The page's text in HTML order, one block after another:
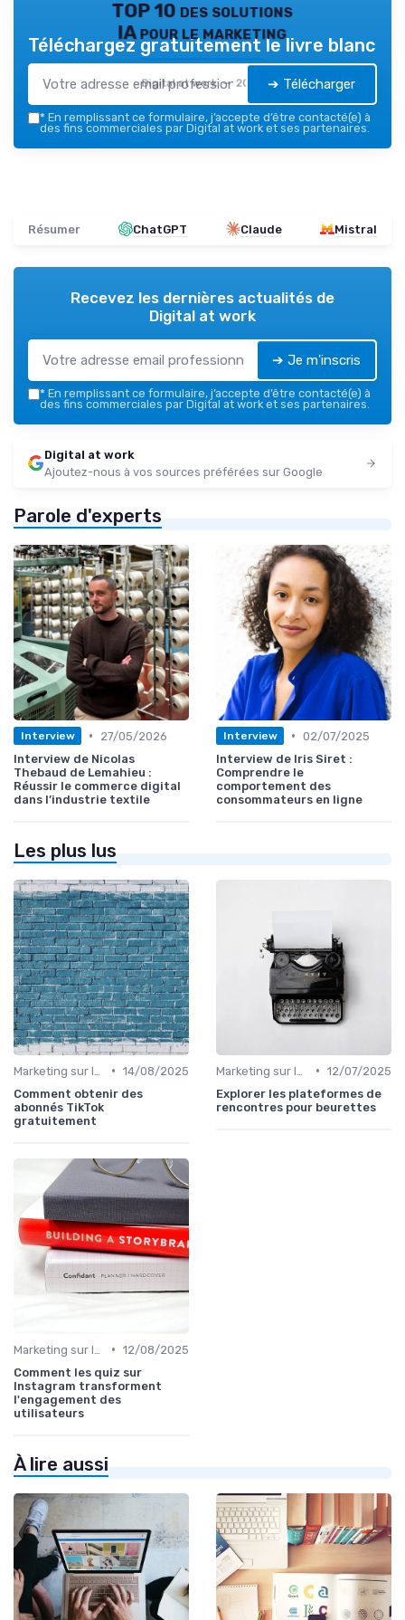
TOP 10 des solutions
IA pour le marketing
Digital at work — 2026
Téléchargez gratuitement le livre blanc
➔ Télécharger
* En remplissant ce formulaire, j’accepte d’être contacté(e) à
des fins commerciales par Digital at work et ses partenaires.
Résumer ChatGPT Claude Mistral
Recevez les dernières actualités de
Digital at work
➔ Je m'inscris
* En remplissant ce formulaire, j’accepte d’être contacté(e) à
des fins commerciales par Digital at work et ses partenaires.
Digital at work
Ajoutez-nous à vos sources préférées sur Google
Parole d'experts
Interview •
27/05/2026
Interview de Nicolas
Thebaud de Lemahieu :
Réussir le commerce digital
dans l’industrie textile
Interview • 02/07/2025
Interview de Iris Siret :
Comprendre le
comportement des
consommateurs en ligne
Les plus lus
• 14/08/2025
Comment obtenir des
abonnés TikTok
gratuitement
• 12/07/2025
Explorer les plateformes de
rencontres pour beurettes
• 12/08/2025
Comment les quiz sur
Instagram transforment
l'engagement des
utilisateurs
À lire aussi